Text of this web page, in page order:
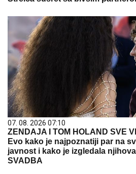
07. 08. 2026 07:10
ZENDAJA I TOM HOLAND SVE
Evo kako je najpoznatiji par na
javnost i kako je izgledala
SVADBA